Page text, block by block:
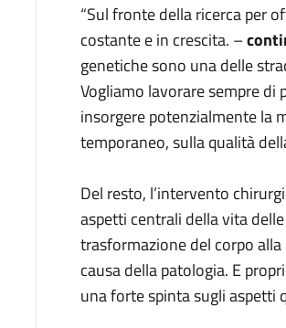
“Sul fronte della ricerca per
costante e in crescita. –
genetiche sono una delle
Vogliamo lavorare sempre di
insorgere potenzialmente la
temporaneo, sulla qualità
Del resto, l’intervento
aspetti centrali della vita
trasformazione del corpo
causa della patologia. E
una forte spinta sugli aspetti